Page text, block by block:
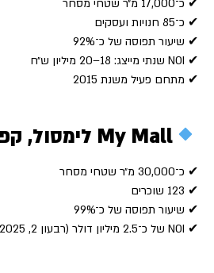
✔ כ־17,000 מ״ר שטחי מסחר
✔ כ־85 חנויות ועסקים
✔ שיעור תפוסה של כ־92%
✔ NOI שנתי מייצג: 18–20 מיליון ש״ח
✔ מתחם פעיל משנת 2015
My Mall לימסול, קפריסין
✔ כ־30,000 מ״ר שטחי מסחר
✔ 123 שוכרים
✔ שיעור תפוסה של כ־99%
✔ NOI של כ־2.5 מיליון דולר (רבעון 2, 2025)